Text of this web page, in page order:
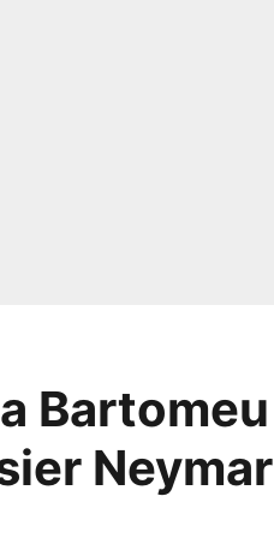
Bartomeu
Neymar